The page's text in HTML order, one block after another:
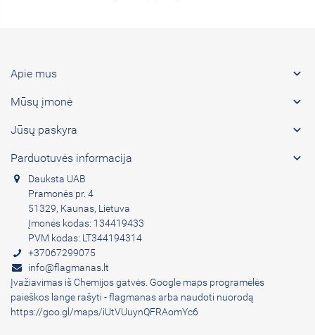
Apie mus 
Mūsų įmonė 
Jūsų paskyra 
Parduotuvės informacija 
Dauksta UAB
Pramonės pr. 4
51329, Kaunas, Lietuva
Įmonės kodas: 134419433
PVM kodas: LT344194314
+37067299075
info@flagmanas.lt
Įvažiavimas iš Chemijos gatvės. Google maps programėlės
paieškos lange rašyti - flagmanas arba naudoti nuorodą
https://goo.gl/maps/iUtVUuynQFRAomYc6